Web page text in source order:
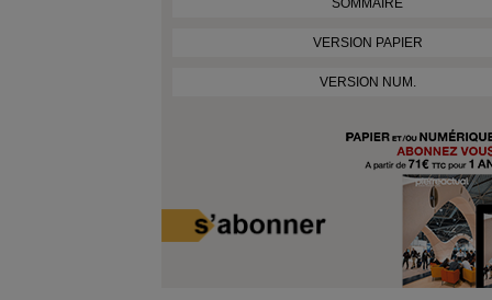
SOMMAIRE
VERSION PAPIER
VERSION NUM.